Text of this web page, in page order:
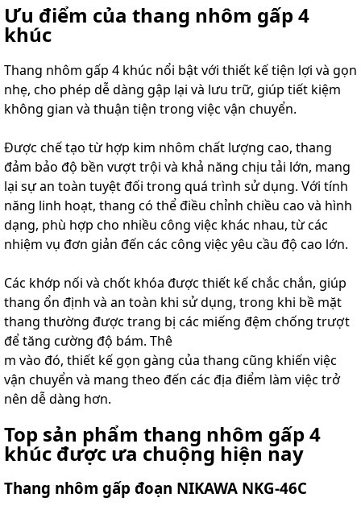
Ưu điểm của thang nhôm gấp 4
khúc
Thang nhôm gấp 4 khúc nổi bật với thiết kế tiện lợi và gọn
nhẹ, cho phép dễ dàng gập lại và lưu trữ, giúp tiết kiệm
không gian và thuận tiện trong việc vận chuyển.
Được chế tạo từ hợp kim nhôm chất lượng cao, thang
đảm bảo độ bền vượt trội và khả năng chịu tải lớn, mang
lại sự an toàn tuyệt đối trong quá trình sử dụng. Với tính
năng linh hoạt, thang có thể điều chỉnh chiều cao và hình
dạng, phù hợp cho nhiều công việc khác nhau, từ các
nhiệm vụ đơn giản đến các công việc yêu cầu độ cao lớn.
Các khớp nối và chốt khóa được thiết kế chắc chắn, giúp
thang ổn định và an toàn khi sử dụng, trong khi bề mặt
thang thường được trang bị các miếng đệm chống trượt
để tăng cường độ bám. Thê
m vào đó, thiết kế gọn gàng của thang cũng khiến việc
vận chuyển và mang theo đến các địa điểm làm việc trở
nên dễ dàng hơn.
Top sản phẩm thang nhôm gấp 4
khúc được ưa chuộng hiện nay
Thang nhôm gấp đoạn NIKAWA NKG-46C